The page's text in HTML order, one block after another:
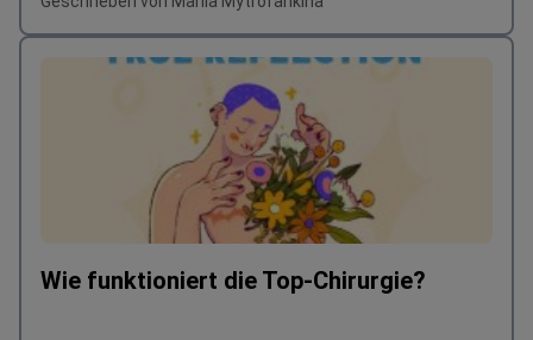
Wie funktioniert die Top-Chirurgie?